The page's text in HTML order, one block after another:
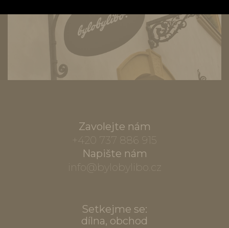
Zavolejte nám
+420 737 886 915
Napište nám
info@bylobylibo.cz
Setkejme se:
dílna, obchod